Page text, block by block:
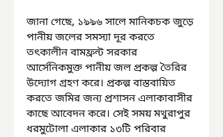
জানা গেছে, ১৯৯৬ সালে মানিকচক জুড়ে
পানীয় জলের সমস্যা দূর করতে
তৎকালীন বামফ্রন্ট সরকার
আর্সেনিকমুক্ত পানীয় জল প্রকল্প তৈরির
উদ্যোগ গ্রহণ করে। প্রকল্প বাস্তবায়িত
করতে জমির জন্য প্রশাসন এলাকাবাসীর
কাছে আবেদন করে। সেই সময় মথুরাপুর
ধরমুটোলা এলাকার ১৩টি পরিবার